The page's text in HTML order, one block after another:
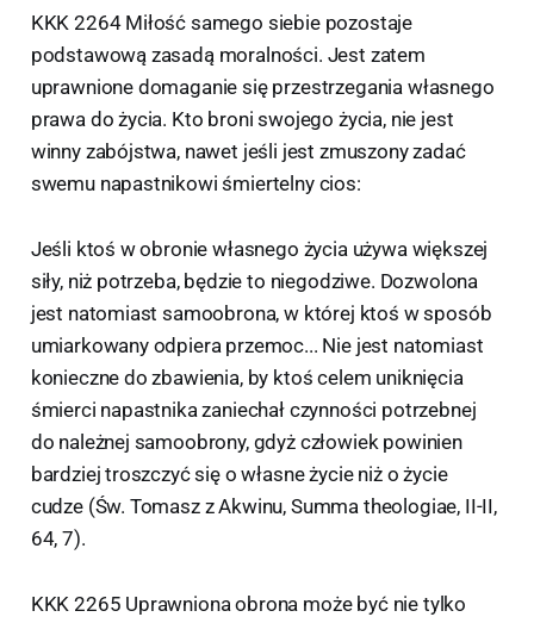
KKK 2264 Miłość samego siebie pozostaje
podstawową zasadą moralności. Jest zatem
uprawnione domaganie się przestrzegania własnego
prawa do życia. Kto broni swojego życia, nie jest
winny zabójstwa, nawet jeśli jest zmuszony zadać
swemu napastnikowi śmiertelny cios:
Jeśli ktoś w obronie własnego życia używa większej
siły, niż potrzeba, będzie to niegodziwe. Dozwolona
jest natomiast samoobrona, w której ktoś w sposób
umiarkowany odpiera przemoc... Nie jest natomiast
konieczne do zbawienia, by ktoś celem uniknięcia
śmierci napastnika zaniechał czynności potrzebnej
do należnej samoobrony, gdyż człowiek powinien
bardziej troszczyć się o własne życie niż o życie
cudze (Św. Tomasz z Akwinu, Summa theologiae, II-II,
64, 7).
KKK 2265 Uprawniona obrona może być nie tylko